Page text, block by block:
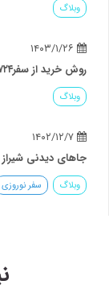
وبلاگ
۱۴۰۳/۱/۲۶
روش خرید از سفر۷۲۴ + راهنمای خرید بلیط
وبلاگ
۱۴۰۲/۱۲/۷
جاهای دیدنی شیراز | آشنایی با ۱۹
وبلاگ سفر نوروزی